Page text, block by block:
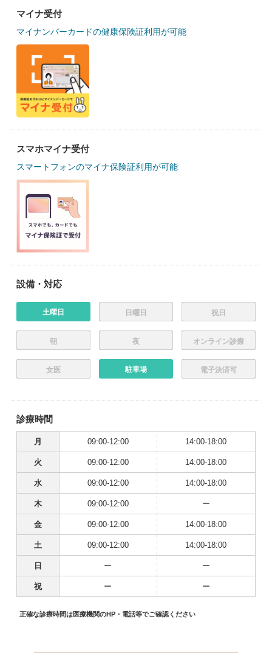
マイナ受付
マイナンバーカードの健康保険証利用が可能
スマホマイナ受付
スマートフォンのマイナ保険証利用が可能
設備・対応
土曜日 日曜日 祝日
朝 夜 オンライン診療
女医 駐車場 電子決済可
診療時間
月 09:00-12:00 14:00-18:00
火 09:00-12:00 14:00-18:00
水 09:00-12:00 14:00-18:00
木 09:00-12:00 ー
金 09:00-12:00 14:00-18:00
土 09:00-12:00 14:00-18:00
日 ー ー
祝 ー ー
正確な診療時間は医療機関のHP・電話等でご確認ください